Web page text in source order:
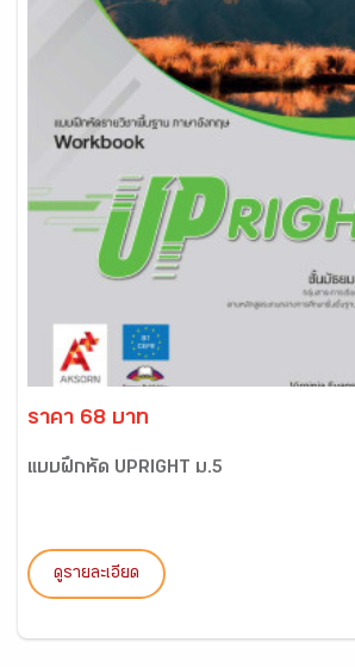
ราคา 68 บาท
แบบฝึกหัด UPRIGHT ม.5
ดูรายละเอียด